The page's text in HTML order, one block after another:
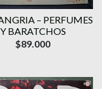
– PERFUMES
Y BARATCHOS
$89.000